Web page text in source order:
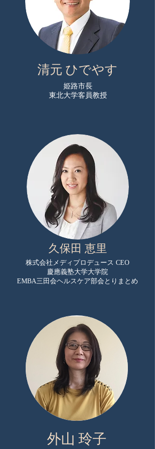
清元 ひでやす
姫路市長
​東北大学客員教授
久保田 恵里
株式会社メディプロデュース CEO
慶應義塾大学大学院
EMBA三田会ヘルスケア部会とりまとめ
外山 玲子